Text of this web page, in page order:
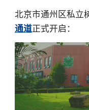
北京市通州区私立
通道正式开启：